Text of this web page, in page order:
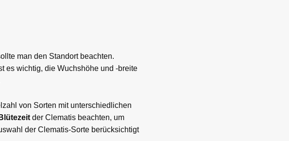
man den Standort beachten.
es wichtig, die Wuchshöhe und -breite
von Sorten mit unterschiedlichen
Blütezeit der Clematis beachten, um
der Clematis-Sorte berücksichtigt